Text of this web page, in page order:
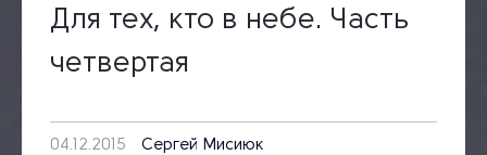
Для тех, кто в небе. Часть
четвертая
04.12.2015 Сергей Мисиюк